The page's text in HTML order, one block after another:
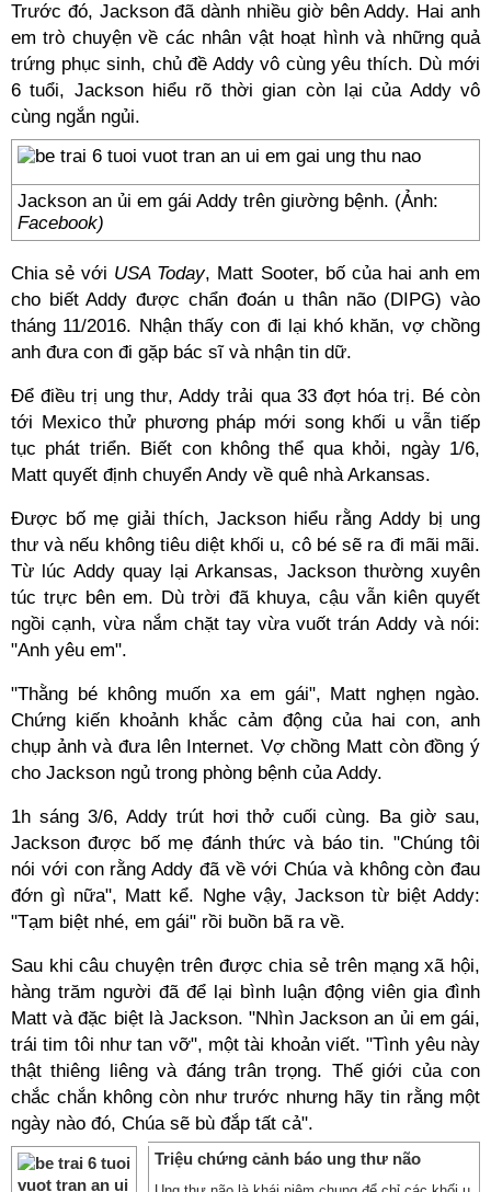
Trước đó, Jackson đã dành nhiều giờ bên Addy. Hai anh
em trò chuyện về các nhân vật hoạt hình và những quả
trứng phục sinh, chủ đề Addy vô cùng yêu thích. Dù mới
6 tuổi, Jackson hiểu rõ thời gian còn lại của Addy vô
cùng ngắn ngủi.
Jackson an ủi em gái Addy trên giường bệnh. (Ảnh:
Facebook)
Chia sẻ với USA Today, Matt Sooter, bố của hai anh em
cho biết Addy được chẩn đoán u thân não (DIPG) vào
tháng 11/2016. Nhận thấy con đi lại khó khăn, vợ chồng
anh đưa con đi gặp bác sĩ và nhận tin dữ.
Để điều trị ung thư, Addy trải qua 33 đợt hóa trị. Bé còn
tới Mexico thử phương pháp mới song khối u vẫn tiếp
tục phát triển. Biết con không thể qua khỏi, ngày 1/6,
Matt quyết định chuyển Andy về quê nhà Arkansas.
Được bố mẹ giải thích, Jackson hiểu rằng Addy bị ung
thư và nếu không tiêu diệt khối u, cô bé sẽ ra đi mãi mãi.
Từ lúc Addy quay lại Arkansas, Jackson thường xuyên
túc trực bên em. Dù trời đã khuya, cậu vẫn kiên quyết
ngồi cạnh, vừa nắm chặt tay vừa vuốt trán Addy và nói:
"Anh yêu em".
"Thằng bé không muốn xa em gái", Matt nghẹn ngào.
Chứng kiến khoảnh khắc cảm động của hai con, anh
chụp ảnh và đưa lên Internet. Vợ chồng Matt còn đồng ý
cho Jackson ngủ trong phòng bệnh của Addy.
1h sáng 3/6, Addy trút hơi thở cuối cùng. Ba giờ sau,
Jackson được bố mẹ đánh thức và báo tin. "Chúng tôi
nói với con rằng Addy đã về với Chúa và không còn đau
đớn gì nữa", Matt kể. Nghe vậy, Jackson từ biệt Addy:
"Tạm biệt nhé, em gái" rồi buồn bã ra về.
Sau khi câu chuyện trên được chia sẻ trên mạng xã hội,
hàng trăm người đã để lại bình luận động viên gia đình
Matt và đặc biệt là Jackson. "Nhìn Jackson an ủi em gái,
trái tim tôi như tan vỡ", một tài khoản viết. "Tình yêu này
thật thiêng liêng và đáng trân trọng. Thế giới của con
chắc chắn không còn như trước nhưng hãy tin rằng một
ngày nào đó, Chúa sẽ bù đắp tất cả".
Triệu chứng cảnh báo ung thư não